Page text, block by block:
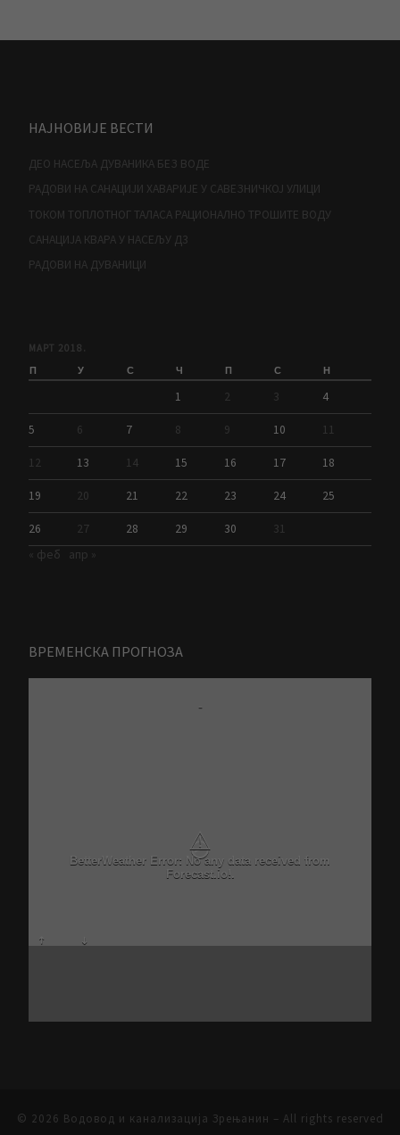
НАЈНОВИЈЕ ВЕСТИ
ДЕО НАСЕЉА ДУВАНИКА БЕЗ ВОДЕ
РАДОВИ НА САНАЦИЈИ ХАВАРИЈЕ У САВЕЗНИЧКОЈ УЛИЦИ
ТОКОМ ТОПЛОТНОГ ТАЛАСА РАЦИОНАЛНО ТРОШИТЕ ВОДУ
САНАЦИЈА КВАРА У НАСЕЉУ Д3
РАДОВИ НА ДУВАНИЦИ
МАРТ 2018.
П У С Ч П С Н
1 2 3 4
5 6 7 8 9 10 11
12 13 14 15 16 17 18
19 20 21 22 23 24 25
26 27 28 29 30
31
« феб
апр »
ВРЕМЕНСКА ПРОГНОЗА
-
⚠
BetterWeather Error: No any data received from
Forecast.io!.
© 2026 Водовод и канализација Зрењанин – All rights reserved